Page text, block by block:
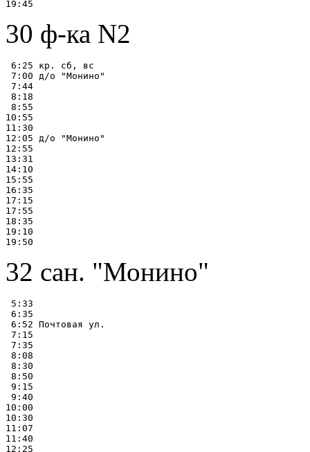
30 ф-ка N2
6:25 кр. сб, вс
7:00 д/о "Монино"
7:44
8:18
8:55
10:55
11:30
12:05 д/о "Монино"
12:55
13:31
14:10
15:55
16:35
17:15
17:55
18:35
19:10
32 сан. "Монино"
5:33
6:35
6:52 Почтовая ул.
7:15
7:35
8:08
8:30
8:50
9:15
9:40
10:00
10:30
11:07
11:40
12:25